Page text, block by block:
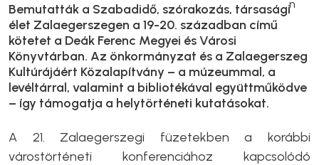
Bemutatták a Szabadidő, szórakozás, társasági
élet Zalaegerszegen a 19-20. században című
kötetet a Deák Ferenc Megyei és Városi
Könyvtárban. Az önkormányzat és a Zalaegerszeg
Kultúrájáért Közalapítvány – a múzeummal, a
levéltárral, valamint a bibliotékával együttműködve
– így támogatja a helytörténeti kutatásokat.
A 21. Zalaegerszegi füzetekben a korábbi
várostörténeti konferenciához kapcsolódó